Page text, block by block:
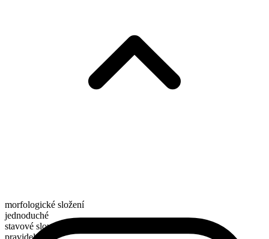
morfologické složení
jednoduché
stavové sloveso
pravidelné